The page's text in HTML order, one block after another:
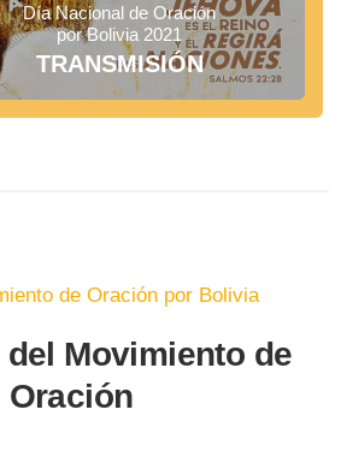
Día Nacional de Oración
por Bolivia 2021
TRANSMISIÓN
de Oración por Bolivia
Movimiento de
Oración